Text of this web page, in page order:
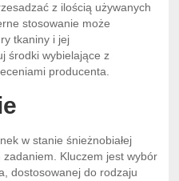
z ilością używanych
stosowanie może
tkaniny i jej
środki wybielające z
producenta.
w stanie śnieżnobiałej
Kluczem jest wybór
dostosowanej do rodzaju